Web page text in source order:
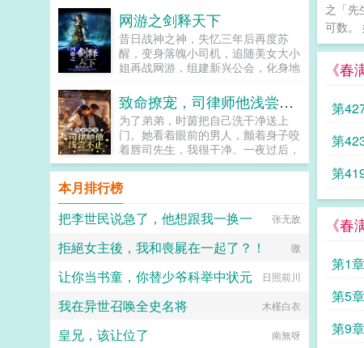
之「先
可数。
《
第
第
第
《
第1
第5
第9
起，朱棡不仅将太原治理的仅仅有
条，更是为大明戍守边塞，大败王保
保，将北元逼入绝境！可便是此时，
一道圣旨入太原，朝中以胡惟庸为首
的大臣弹劾朱棡拥兵自重，有不臣之
朱元璋老三，咱轻徭薄赋，可曾亏待
百姓？朱棡呵呵，天下穷苦唯有百
姓，若连田亩都没有，何以轻徭薄
赋，而百姓仍是水生火热！朱元璋我
大力惩治贪官污吏，可曾对不起大
明？朱棡呵呵，不改革弊端，若是一
昧杀杀杀，你哪怕是将天下官员全部
杀干净，又能如何？朱元璋我为你们
封王赐藩，就是为了让你们永享荣华
以一国之力赡养朱家亲族？可曾听闻
怒喝道。呵呵，爹，论治国，你真不
王朱棡在京辅国，重议洪武诸策。...
网游之剑释天下
昔日战神之神，失忆三年后再度苏
醒，变身落魄小司机，追随美女大小
姐再战网游，组建新兴公会，化身地
者归来…...
致命撩宠，司律师他浅尝不止
为了弟弟，时茵把自己洗干净送上
门。她看着眼前的男人，颤着身子咬
着唇司先生，我很干净。一夜过后，
她决定和这位权势滔天的司先生分道
扬镳。然而，再次被男人救下时，她
却被男人堵在墙角，冷淡矜贵的男人
掸了掸烟灰，仿佛随口问道时茵，我
救了你，你打算怎么感谢我。他救她
她命中注定的劫，却不知他守株待
个人就是从渴望开始，他渴望时茵许
本月排行榜
把李世民说急了，他想跟我一换一
张无敌
拒絕女主後，我和喪屍在一起了？！ 嗷
让你当书童，你替少爷科举中状元 日照前川
我在异世召唤全史名将 木槿白衣
皇兄，该让位了 南無呀